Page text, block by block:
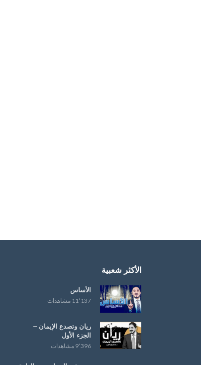
الأكثر شعبية
الأساس
11٬137 مشاهدات
ريان وتصدع الإيمان –
الجزء الأول
9٬396 مشاهدات